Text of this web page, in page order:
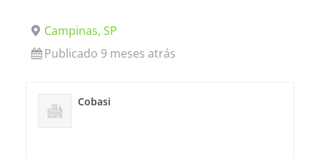
Campinas, SP
Publicado 9 meses atrás
Cobasi